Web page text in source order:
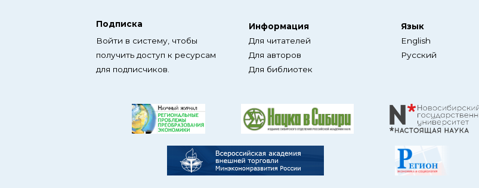
Подписка
Войти в систему, чтобы
получить доступ к ресурсам
для подписчиков.
Информация
Для читателей
Для авторов
Для библиотек
Язык
English
Русский